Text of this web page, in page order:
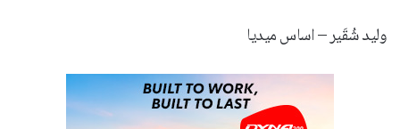
وليد شُقَير – اساس ميديا